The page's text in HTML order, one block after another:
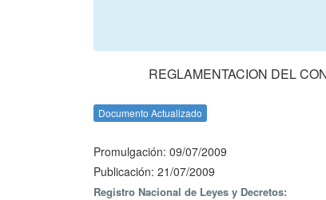
REGLAMENTACION DEL
Documento Actualizado
Promulgación: 09/07/2009
Publicación: 21/07/2009
Registro Nacional de Leyes y Decretos: